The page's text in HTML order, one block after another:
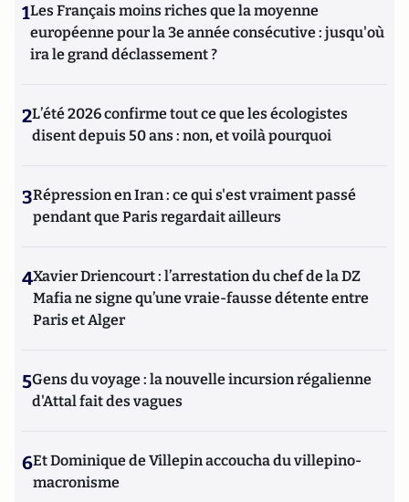
1Les Français moins riches que la moyenne
européenne pour la 3e année consécutive : jusqu'où
ira le grand déclassement ?
2L’été 2026 confirme tout ce que les écologistes
disent depuis 50 ans : non, et voilà pourquoi
3Répression en Iran : ce qui s'est vraiment passé
pendant que Paris regardait ailleurs
4Xavier Driencourt : l’arrestation du chef de la DZ
Mafia ne signe qu’une vraie-fausse détente entre
Paris et Alger
5Gens du voyage : la nouvelle incursion régalienne
d'Attal fait des vagues
6Et Dominique de Villepin accoucha du villepino-
macronisme